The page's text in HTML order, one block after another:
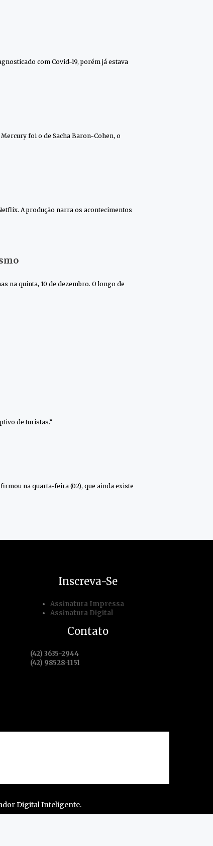
com Covid-19, porém já estava
foi o de Sacha Baron-Cohen, o
A produção narra os acontecimentos
na quinta, 10 de dezembro. O longo de
de turistas.”
na quarta-feira (02), que ainda existe
Inscreva-Se
Assinatura Impressa
Assinatura Digital
Contato
(42) 3635-2944
(42) 98528-1151
Digital Inteligente.